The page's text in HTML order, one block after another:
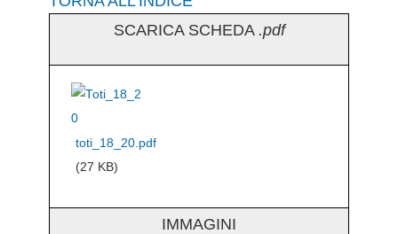
SCARICA SCHEDA .pdf
toti_18_20.pdf
(27 KB)
IMMAGINI